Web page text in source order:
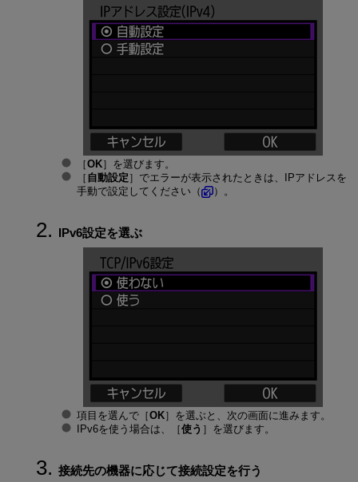
［OK］を選びます。
［ 自動設定 ］でエラーが表示されたときは、IPアドレスを
手動で設定してください（
）。
IPv6設定を選ぶ
項目を選んで［OK］を選ぶと、次の画面に進みます。
IPv6を使う場合は、［使う ］を選びます。
接続先の機器に応じて接続設定を行う